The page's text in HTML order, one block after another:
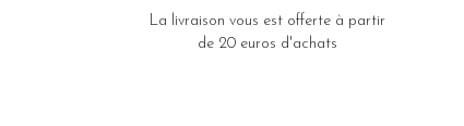
La livraison vous est offerte à partir
de 20 euros d'achats